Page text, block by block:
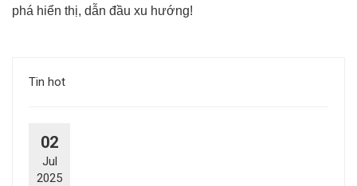
phá hiển thị, dẫn đầu xu hướng!
Tin hot
02
Jul
2025